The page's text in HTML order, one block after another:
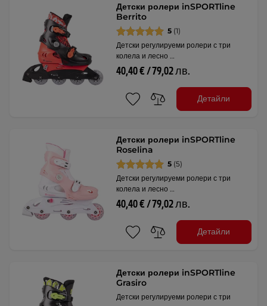
Детски ролери inSPORTline
Berrito
5 (1)
Детски регулируеми ролери с три
колела и лесно …
40,40 € / 79,02 лв.
Детайли
Детски ролери inSPORTline
Roselina
5 (5)
Детски регулируеми ролери с три
колела и лесно …
40,40 € / 79,02 лв.
Детайли
Детски ролери inSPORTline
Grasiro
Детски регулируеми ролери с три